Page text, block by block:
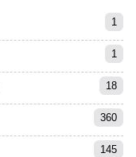
1
1
18
360
145